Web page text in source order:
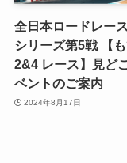
全日本ロードレー
シリーズ第5戦 【
2&4 レース】見ど
ベントのご案内
2024年8月17日